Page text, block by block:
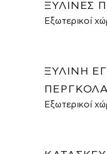
ΞΎΛΙΝΕΣ
Εξωτερικοί
ΞΎΛΙΝΗ
Εξωτερικοί